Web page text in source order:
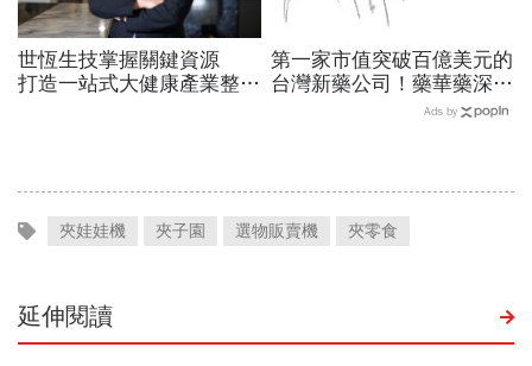
世恆生技掌握關鍵資源
打造一站式大健康產業整合
第一家市值突破百億美元的
台灣新藥公司！藥華藥深耕
全球市場，能成為下一個武
Ads by
夾娃娃機 夾子園 選物販賣機 夾零食
延伸閱讀